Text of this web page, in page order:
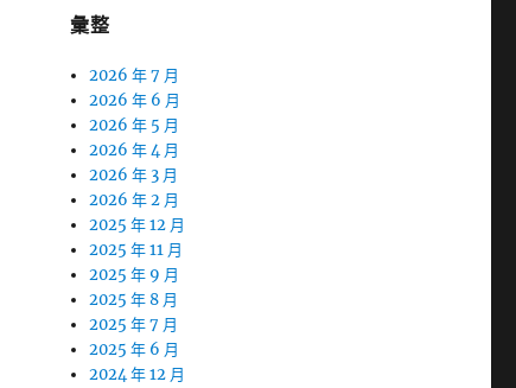
彙整
2026 年 7 月
2026 年 6 月
2026 年 5 月
2026 年 4 月
2026 年 3 月
2026 年 2 月
2025 年 12 月
2025 年 11 月
2025 年 9 月
2025 年 8 月
2025 年 7 月
2025 年 6 月
2024 年 12 月